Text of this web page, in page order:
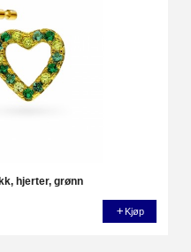
hjerter, grønn
Kjøp